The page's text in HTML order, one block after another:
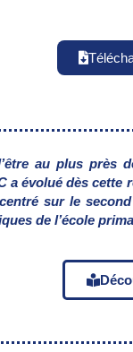
au plus près
aévolué dès cette
sur le
de l’école